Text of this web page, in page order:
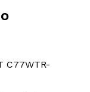
C77WTR-